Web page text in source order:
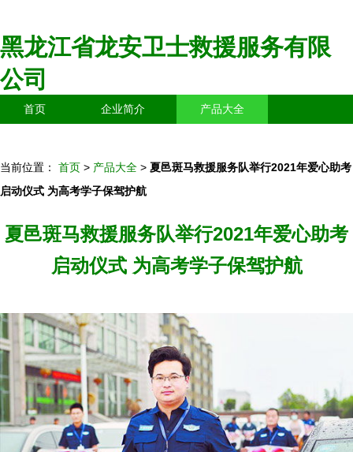
黑龙江省龙安卫士救援服务有限
公司
首页 企业简介 产品大全
当前位置： 首页 > 产品大全 > 夏邑斑马救援服务队举行2021年爱心助考
启动仪式 为高考学子保驾护航
夏邑斑马救援服务队举行2021年爱心助考
启动仪式 为高考学子保驾护航